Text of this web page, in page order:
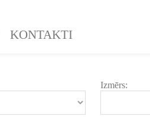
KONTAKTI
Izmērs: